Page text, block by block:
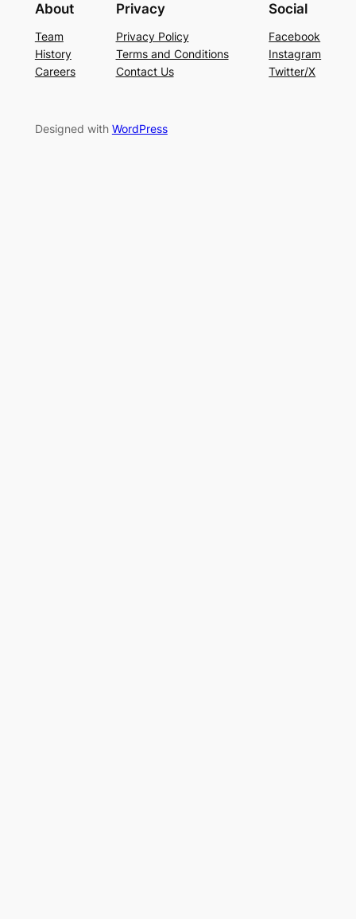
About
Team
History
Careers
Privacy
Privacy Policy
Terms and Conditions
Contact Us
Social
Facebook
Instagram
Twitter/X
Designed with WordPress